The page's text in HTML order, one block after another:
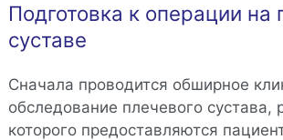
Подготовка к операции на
суставе
Сначала проводится обширное
обследование плечевого сустава,
которого предоставляются